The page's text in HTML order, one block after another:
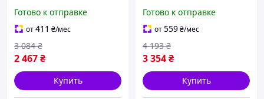
Готово к отправке
от411 ₴/мес
2 467₴
3 084 ₴
Купить
22.5W+PD20W, ліхтарик,
Black, 1.33kg
Готово к отправке
от559₴/мес
3 354₴
4 193 ₴
Купить